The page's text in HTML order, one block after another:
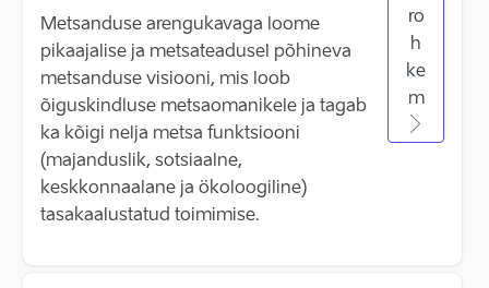
Metsanduse arengukavaga loome
pikaajalise ja metsateadusel põhineva
metsanduse visiooni, mis loob
õiguskindluse metsaomanikele ja tagab
ka kõigi nelja metsa funktsiooni
(majanduslik, sotsiaalne,
keskkonnaalane ja ökoloogiline)
tasakaalustatud toimimise.
ro
h
ke
m